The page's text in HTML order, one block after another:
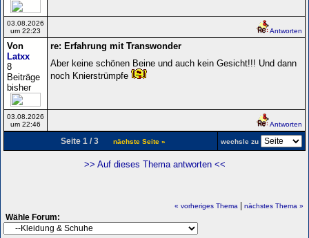
03.08.2026
um 22:23
Antworten
Von
Latxx
8
Beiträge
bisher
re: Erfahrung mit Transwonder
Aber keine schönen Beine und auch kein Gesicht!!! Und dann
noch Knierstrümpfe
03.08.2026
um 22:46
Antworten
Seite 1 / 3 nächste Seite » wechsle zu
>> Auf dieses Thema antworten <<
« vorheriges Thema nächstes Thema »
Wähle Forum: